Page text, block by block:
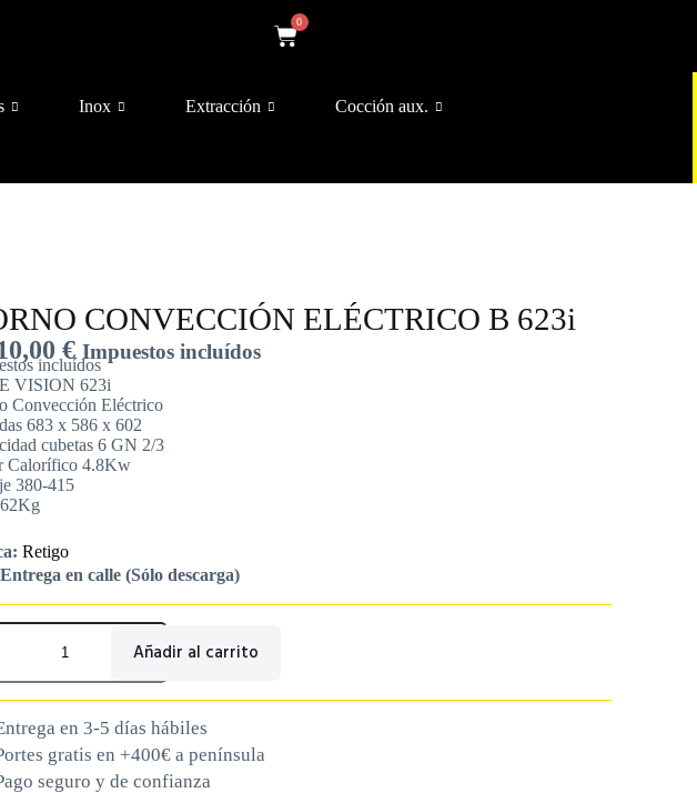
0
Inox Extracción Cocción aux.
CONVECCIÓN ELÉCTRICO B 623i
€ Impuestos incluídos
incluídos
VISION 623i
Convección Eléctrico
683 x 586 x 602
cubetas 6 GN 2/3
Calorífico 4.8Kw
380-415
Retigo
Entrega en calle (Sólo descarga)
Añadir al carrito
en 3-5 días hábiles
gratis en +400€ a península
seguro y de confianza